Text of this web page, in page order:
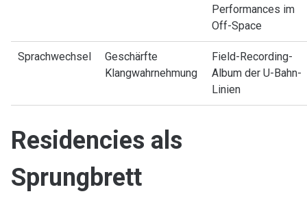
Performances im
Off-Space
Sprachwechsel
Geschärfte
Klangwahrnehmung
Field-Recording-
Album der U-Bahn-
Linien
Residencies als
Sprungbrett